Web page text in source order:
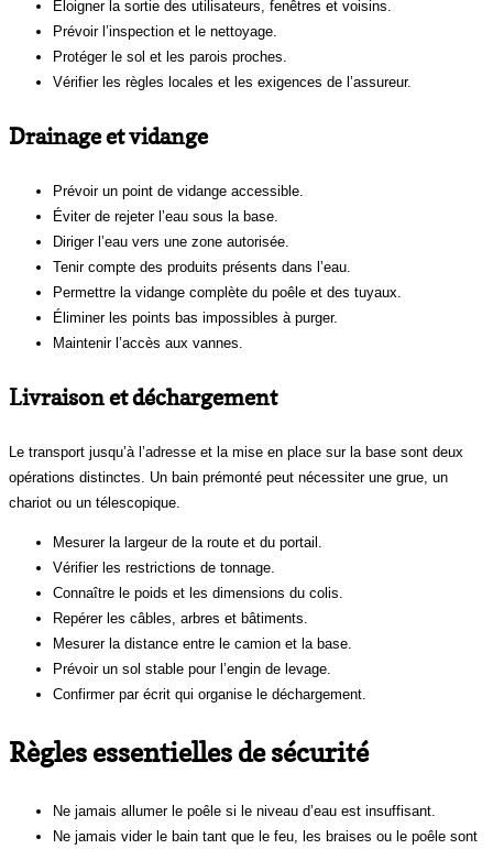
Éloigner la sortie des utilisateurs, fenêtres et voisins.
Prévoir l’inspection et le nettoyage.
Protéger le sol et les parois proches.
Vérifier les règles locales et les exigences de l’assureur.
Drainage et vidange
Prévoir un point de vidange accessible.
Éviter de rejeter l’eau sous la base.
Diriger l’eau vers une zone autorisée.
Tenir compte des produits présents dans l’eau.
Permettre la vidange complète du poêle et des tuyaux.
Éliminer les points bas impossibles à purger.
Maintenir l’accès aux vannes.
Livraison et déchargement
Le transport jusqu’à l’adresse et la mise en place sur la base sont deux
opérations distinctes. Un bain prémonté peut nécessiter une grue, un
chariot ou un télescopique.
Mesurer la largeur de la route et du portail.
Vérifier les restrictions de tonnage.
Connaître le poids et les dimensions du colis.
Repérer les câbles, arbres et bâtiments.
Mesurer la distance entre le camion et la base.
Prévoir un sol stable pour l’engin de levage.
Confirmer par écrit qui organise le déchargement.
Règles essentielles de sécurité
Ne jamais allumer le poêle si le niveau d’eau est insuffisant.
Ne jamais vider le bain tant que le feu, les braises ou le poêle sont